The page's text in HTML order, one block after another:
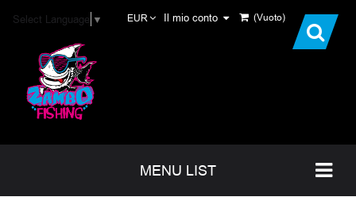
(Vuoto)
Il mio conto
EUR
Select Language ▼
MENU LIST